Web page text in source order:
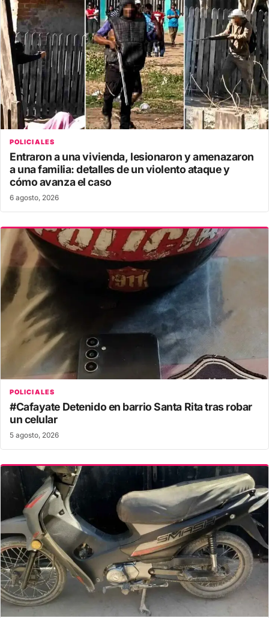
POLICIALES
Entraron a una vivienda, lesionaron y amenazaron
a una familia: detalles de un violento ataque y
cómo avanza el caso
6 agosto, 2026
POLICIALES
#Cafayate Detenido en barrio Santa Rita tras robar
un celular
5 agosto, 2026